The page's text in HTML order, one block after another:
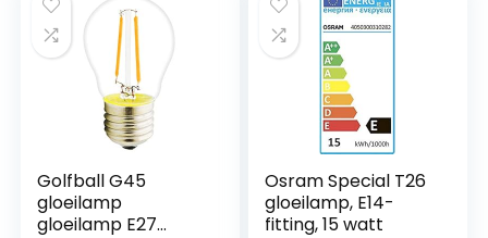
Golfball G45
gloeilamp
gloeilamp E27
Osram Special T26
gloeilamp, E14-
fitting, 15 watt